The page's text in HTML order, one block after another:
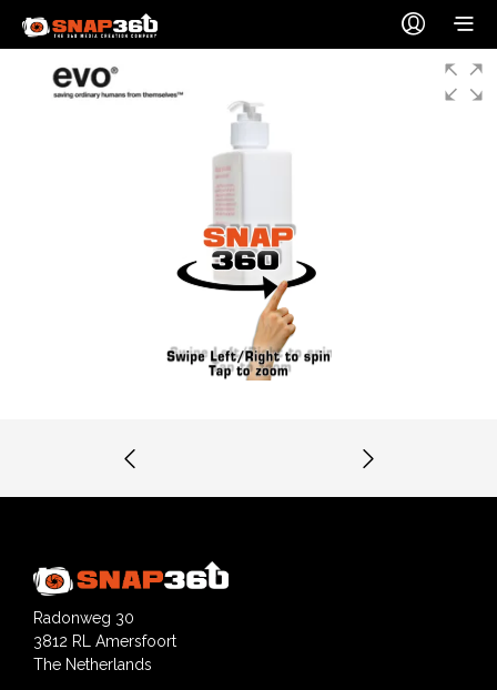
Radonweg 30
3812 RL Amersfoort
The Netherlands